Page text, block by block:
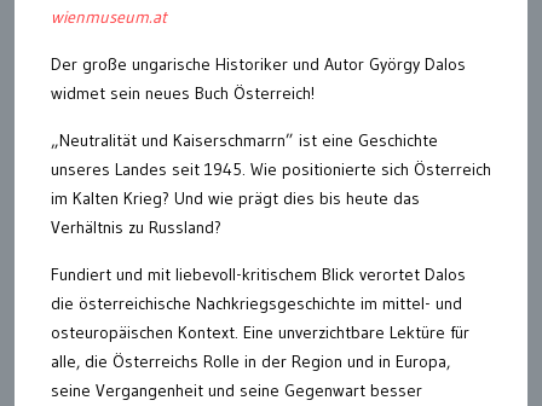
wienmuseum.at
Der große ungarische Historiker und Autor György Dalos
widmet sein neues Buch Österreich!
„Neutralität und Kaiserschmarrn” ist eine Geschichte
unseres Landes seit 1945. Wie positionierte sich Österreich
im Kalten Krieg? Und wie prägt dies bis heute das
Verhältnis zu Russland?
Fundiert und mit liebevoll-kritischem Blick verortet Dalos
die österreichische Nachkriegsgeschichte im mittel- und
osteuropäischen Kontext. Eine unverzichtbare Lektüre für
alle, die Österreichs Rolle in der Region und in Europa,
seine Vergangenheit und seine Gegenwart besser